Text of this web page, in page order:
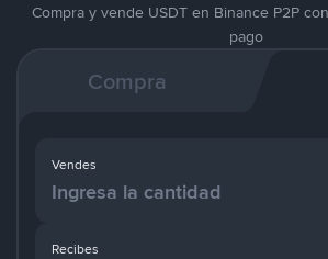
Compra y vende USDT en Binance P2P
pago
Compra
Recibes
Vendes